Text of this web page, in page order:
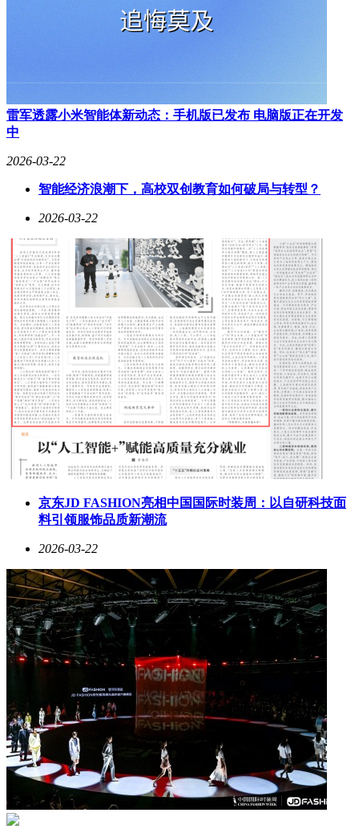
雷军透露小米智能体新动态：手机版已发布 电脑版正在开发
中
2026-03-22
智能经济浪潮下，高校双创教育如何破局与转型？
2026-03-22
京东JD FASHION亮相中国国际时装周：以自研科技面
料引领服饰品质新潮流
2026-03-22